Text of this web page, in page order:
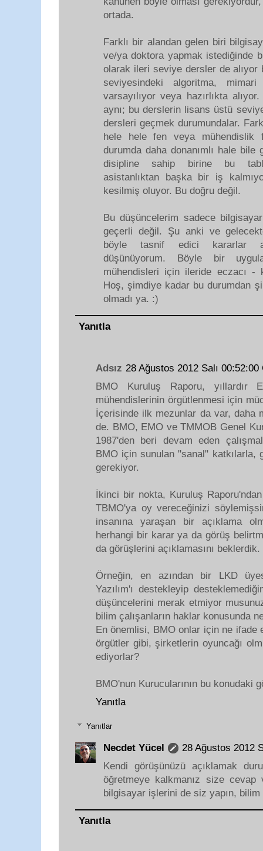
ortada.
Farklı bir alandan gelen biri
ve/ya doktora yapmak istediğinde
olarak ileri seviye dersler de
seviyesindeki algoritma,
varsayılıyor veya hazırlıkta
aynı; bu derslerin lisans üstü
dersleri geçmek durumundalar.
hele hele fen veya mühendislik
durumda daha donanımlı hale
disipline sahip birine bu
asistanlıktan başka bir iş
kesilmiş oluyor. Bu doğru değil.
Bu düşüncelerim sadece
geçerli değil. Şu anki ve
böyle tasnif edici kararlar
düşünüyorum. Böyle bir
mühendisleri için ileride eczacı -
Hoş, şimdiye kadar bu durumdan
olmadı ya. :)
Yanıtla
Adsız 28 Ağustos 2012 Salı 00:52:00
BMO Kuruluş Raporu, yıllardır
mühendislerinin örgütlenmesi için
İçerisinde ilk mezunlar da var, daha
de. BMO, EMO ve TMMOB Genel
1987'den beri devam eden
BMO için sunulan "sanal" katkılarla,
gerekiyor.
İkinci bir nokta, Kuruluş
TBMO'ya oy vereceğinizi
insanına yaraşan bir açıklama
herhangi bir karar ya da görüş
da görüşlerini açıklamasını beklerdik.
Örneğin, en azından bir LKD
Yazılım'ı destekleyip
düşüncelerini merak etmiyor
bilim çalışanların haklar konusunda
En önemlisi, BMO onlar için ne ifade
örgütler gibi, şirketlerin oyuncağı
ediyorlar?
BMO'nun Kurucularının bu konudaki
Yanıtla
Yanıtlar
Necdet Yücel
28 Ağustos 2012
Kendi görüşünüzü açıklamak
öğretmeye kalkmanız size
bilgisayar işlerini de siz yapın, bilim
Yanıtla